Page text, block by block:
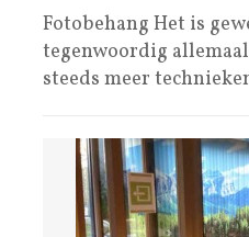
Fotobehang Het is
tegenwoordig
steeds meer